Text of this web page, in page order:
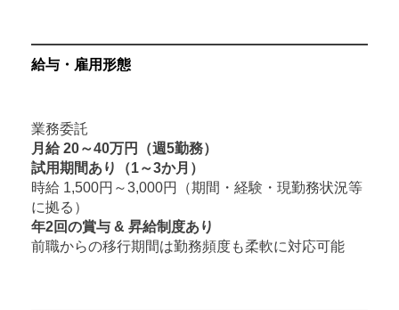
給与・雇用形態
業務委託
月給 20～40万円（週5勤務）
試用期間あり（1～3か月）
時給 1,500円～3,000円（期間・経験・現勤務状況等
に拠る）
年2回の賞与 & 昇給制度あり
前職からの移行期間は勤務頻度も柔軟に対応可能